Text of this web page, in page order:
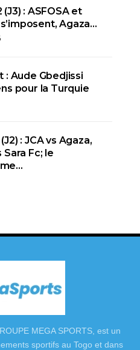
: ASFOSA et
Agaza…
: Aude Gbedjissi
pour la Turquie
: JCA vs Agaza,
Sara Fc; le
MEGA SPORTS, est un
sportifs au Togo et dans